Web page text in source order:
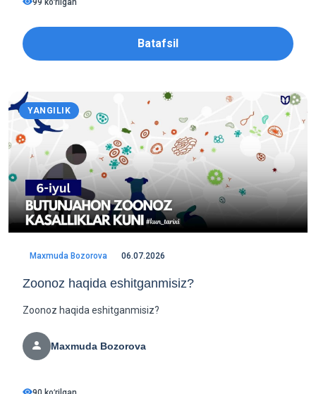
Batafsil
YANGILIK
Maxmuda Bozorova 06.07.2026
Zoonoz haqida eshitganmisiz?
Zoonoz haqida eshitganmisiz?
Maxmuda Bozorova